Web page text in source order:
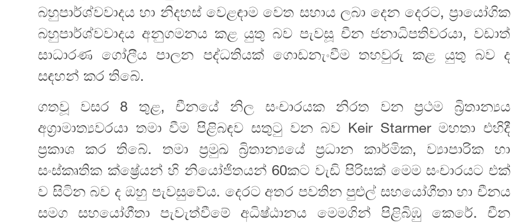
බහුපාර්ශ්වවාදය හා නිදහස් වෙළඳාම වෙත සහාය ලබා දෙන දෙරට, ප්‍රායෝගික
බහුපාර්ශ්වවාදය අනුගමනය කළ යුතු බව පැවසූ චීන ජනාධිපතිවරයා, වඩාත්
සාධාරණ ගෝලීය පාලන පද්ධතියක් ගොඩනැංවීම තහවුරු කළ යුතු බව ද
සඳහන් කර තිබේ.
ගතවූ වසර 8 තුළ, චීනයේ නිල සංචාරයක නිරත වන ප්‍රථම බ්‍රිතාන්‍යය
අග්‍රාමාත්‍යවරයා තමා වීම පිළිබඳව සතුටු වන බව Keir Starmer මහතා එහිදී
ප්‍රකාශ කර තිබේ. තමා ප්‍රමුඛ බ්‍රිතාන්‍යයේ ප්‍රධාන කාර්මික, ව්‍යාපාරික හා
සංස්කෘතික ක්ෂ්‍රේයන් හි නියෝජිතයන් 60කට වැඩි පිරිසක් මෙම සංචාරයට එක්
ව සිටින බව ද ඔහු පැවසුවේය. දෙරට අතර පවතින පුළුල් සහයෝගීතා හා චීනය
සමග සහයෝගීතා පැවැත්වීමේ අධිෂ්ඨානය මෙමගින් පිළිබිඹු කෙරේ. චීන